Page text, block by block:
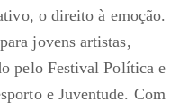
o direito à emoção.
jovens artistas,
pelo Festival Política e
e Juventude. Com